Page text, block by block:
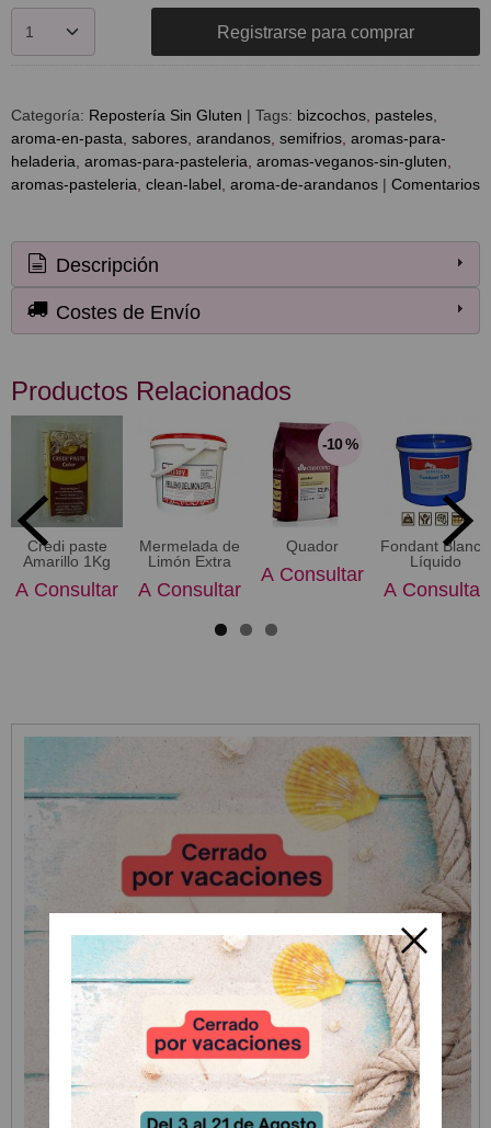
Registrarse para comprar
Categoría: Repostería Sin Gluten | Tags: bizcochos pasteles
aroma-en-pasta sabores arandanos semifrios aromas-para-
heladeria aromas-para-pasteleria aromas-veganos-sin-gluten
aromas-pasteleria clean-label aroma-de-arandanos | Comentarios
Descripción
Costes de Envío
Productos Relacionados
Credi paste
Amarillo 1Kg
A Consultar
Mermelada de
Limón Extra
A Consultar
-10 %
Quador
A Consultar
Fondant Blanco
Líquido
A Consultar